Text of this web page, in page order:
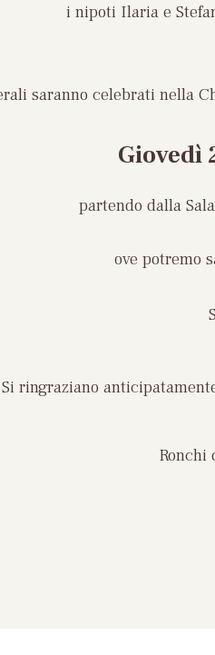
i nipoti Ilaria e
saranno celebrati nella
Giovedì
partendo dalla
ove potremo
Si ringraziano
Ronchi